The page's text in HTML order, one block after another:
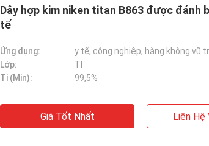
Dây hợp kim niken titan B863 được đánh
tế
Ứng dụng:
y tế, công nghiệp, hàng không vũ
Lớp:
TI
Ti (Min):
99,5%
Giá Tốt Nhất Liên Hệ